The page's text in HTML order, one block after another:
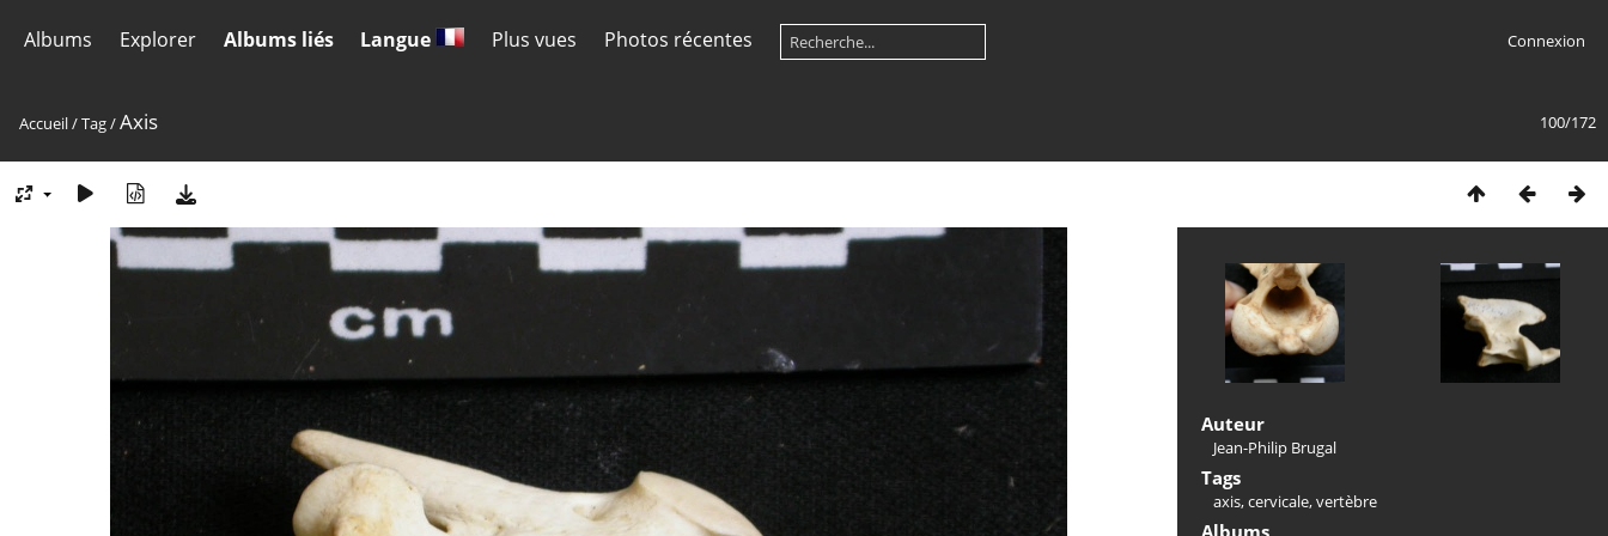
Albums Explorer Albums liés Langue Plus vues Photos récentes Connexion
100/172
Accueil/Tag/Axis
Auteur
Jean-Philip Brugal
Tags
axis,cervicale,vertèbre
Albums